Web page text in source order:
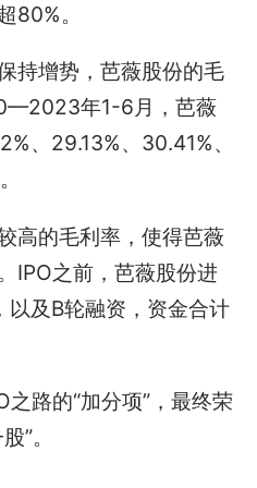
80%。
持增势，芭薇股份的毛
年1-6月，芭薇
、29.13%、30.41%、
高的毛利率，使得芭薇
IPO之前，芭薇股份进
及B轮融资，资金合计
路的“加分项”，最终荣
”。